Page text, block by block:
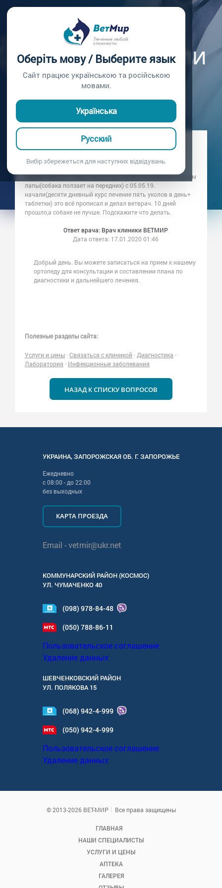
Оберіть мову / Выберите язык
Сайт працює українською та російською
мовами.
Українська
Русский
Вибір збережеться для наступних відвідувань.
Вопросы врачу /
У СОБАКИ ОТКАЗАЛИ
ЗАДНИЕ ЛАПЫ.
Вопрос врачу №190
Вопрос владельца: Олег
Здравствуйте! У меня такса 6 лет 04.05.19 отказали задним
лапы(собака ползает на передних) с 05.05.19.
начали(десяти дневный курс лечение пять уколов в день+
таблетки) это всё прописал и делал ветврач. 10 дней
прошло,а собаке не лучше. Подскажите что делать.
Ответ врача: Врач клиники ВЕТМИР
Дата ответа: 17.01.2020 01:46
Добрый день. Вы можете записаться на прием к нашему
ортопеду для консультации и составлении плана по
диагностики и дальнейшего лечения.
Полезные разделы сайта:
Услуги и цены · Связаться с клиникой · Диагностика ·
Лаборатория · Инфекционные заболевания
НАЗАД К СПИСКУ ВОПРОСОВ
УКРАИНА,ЗАПОРОЖСКАЯОБ. Г. ЗАПОРОЖЬЕ
Ежедневно
с08:00 - до22:00
без выходных
КАРТА ПРОЕЗДА
Email -vetmir@ukr.net
КОММУНАРСКИЙ РАЙОН (КОСМОС)
УЛ. ЧУМАЧЕНКО 40
(098) 978-84-48
(050) 788-86-11
Пользовательское соглашение
Удаление данных
ШЕВЧЕНКОВСКИЙ РАЙОН
УЛ. ПОЛЯКОВА 15
(068) 942-4-999
(050) 942-4-999
Пользовательское соглашение
Удаление данных
© 2013-2026 ВЕТ-МИР Все права защищены
ГЛАВНАЯ
НАШИ СПЕЦИАЛИСТЫ
УСЛУГИ И ЦЕНЫ
АПТЕКА
ГАЛЕРЕЯ